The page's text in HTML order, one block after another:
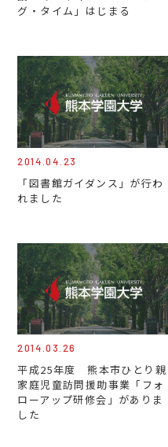
グ・タイム」はじまる
2014.04.23
「図書館ガイダンス」が行わ
れました
2014.03.26
平成25年度 熊本市ひとり親
家庭児童訪問援助事業「フォ
ローアップ研修会」がありま
した